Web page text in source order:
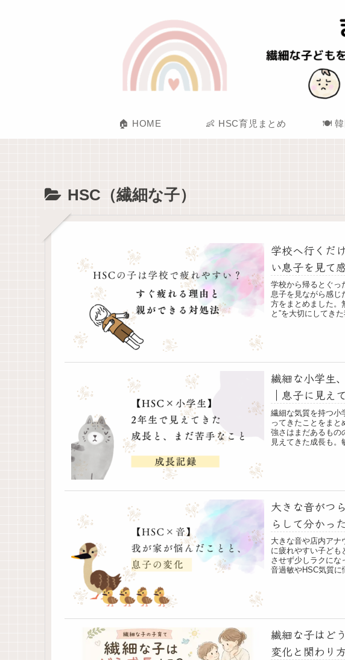
🏠 HOME 👶 HSC育児まとめ 🍽️ 韓
HSC（繊細な子）
学校へ行くだ
い息子を見て
学校から帰るとぐ
息子を見ながら感じ
方をまとめました。
と”を大切にしてき
繊細な小学生
｜息子に見え
繊細な気質を持つ小
ってきたことをま
強さはまだあるもの
見えてきた成長も。
大きな音がつ
らして分かっ
大きな音や店内アナ
に疲れやすい子ども
させず少しラクにな
音過敏やHSC気質に
繊細な子はど
変化と関わり